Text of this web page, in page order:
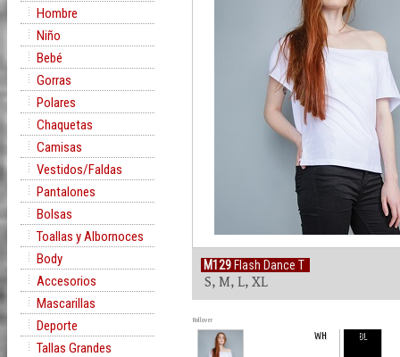
Hombre
Niño
Bebé
Gorras
Polares
Chaquetas
Camisas
Vestidos/Faldas
Pantalones
Bolsas
Toallas y Albornoces
Body
Accesorios
Mascarillas
Deporte
Tallas Grandes
M129 Flash Dance T
S, M, L, XL
Rollover
WH BL